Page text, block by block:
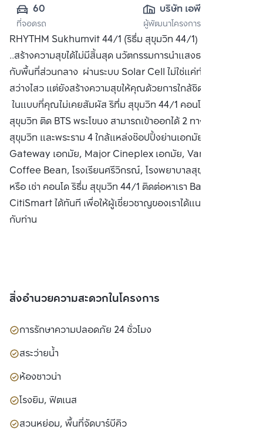
60
ที่จอดรถ
บริษัท เอพี (ไทย
แลนด์)
จำกัด(มหาชน)
ผู้พัฒนาโครงการ
RHYTHM Sukhumvit 44/1 (ริธึ่ม สุขุมวิท 44/1) ธรรมชาติ
..สร้างความสุขได้ไม่มีสิ้นสุด นวัตกรรมการนำแสงธรรมชาติมาใช้
กับพื้นที่ส่วนกลาง ผ่านระบบ Solar Cell ไม่ใช่แค่ทำให้ชีวิต
สว่างไสว แต่ยังสร้างความสุขให้คุณด้วยการใกล้ชิดธรรมชาติ
ในแบบที่คุณไม่เคยสัมผัส ริทึ่ม สุขุมวิท 44/1 คอนโดหรู ริมถนน
สุขุมวิท ติด BTS พระโขนง สามารถเข้าออกได้ 2 ทาง ทั้งเส้นถนน
สุขุมวิท และพระราม 4 ใกล้แหล่งช๊อปปิ้งย่านเอกมัย เช่น
Gateway เอกมัย, Major Cineplex เอกมัย, Vanilla,
Coffee Bean, โรงเรียนศรีวิกรณ์, โรงพยาบาลสุขุมวิท ซื้อ ขาย
หรือ เช่า คอนโด ริธึ่ม สุขุมวิท 44/1 ติดต่อหาเรา Bangkok
CitiSmart ได้ทันที เพื่อให้ผู้เชี่ยวชาญของเราได้แนะนำคอนโดให้
กับท่าน
สิ่งอำนวยความสะดวกในโครงการ
การรักษาความปลอดภัย 24 ชั่วโมง
สระว่ายน้ำ
ห้องซาวน่า
โรงยิม, ฟิตเนส
สวนหย่อม, พื้นที่จัดบาร์บีคิว